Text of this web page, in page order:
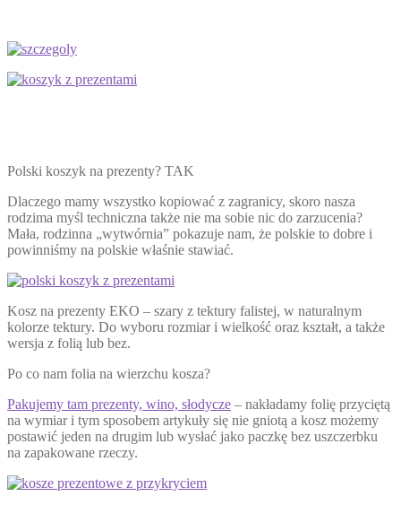
Polski koszyk na prezenty? TAK
Dlaczego mamy wszystko kopiować z zagranicy, skoro nasza
rodzima myśl techniczna także nie ma sobie nic do zarzucenia?
Mała, rodzinna „wytwórnia” pokazuje nam, że polskie to dobre i
powinniśmy na polskie właśnie stawiać.
Kosz na prezenty EKO – szary z tektury falistej, w naturalnym
kolorze tektury. Do wyboru rozmiar i wielkość oraz kształt, a także
wersja z folią lub bez.
Po co nam folia na wierzchu kosza?
Pakujemy tam prezenty, wino, słodycze – nakładamy folię przyciętą
na wymiar i tym sposobem artykuły się nie gniotą a kosz możemy
postawić jeden na drugim lub wysłać jako paczkę bez uszczerbku
na zapakowane rzeczy.